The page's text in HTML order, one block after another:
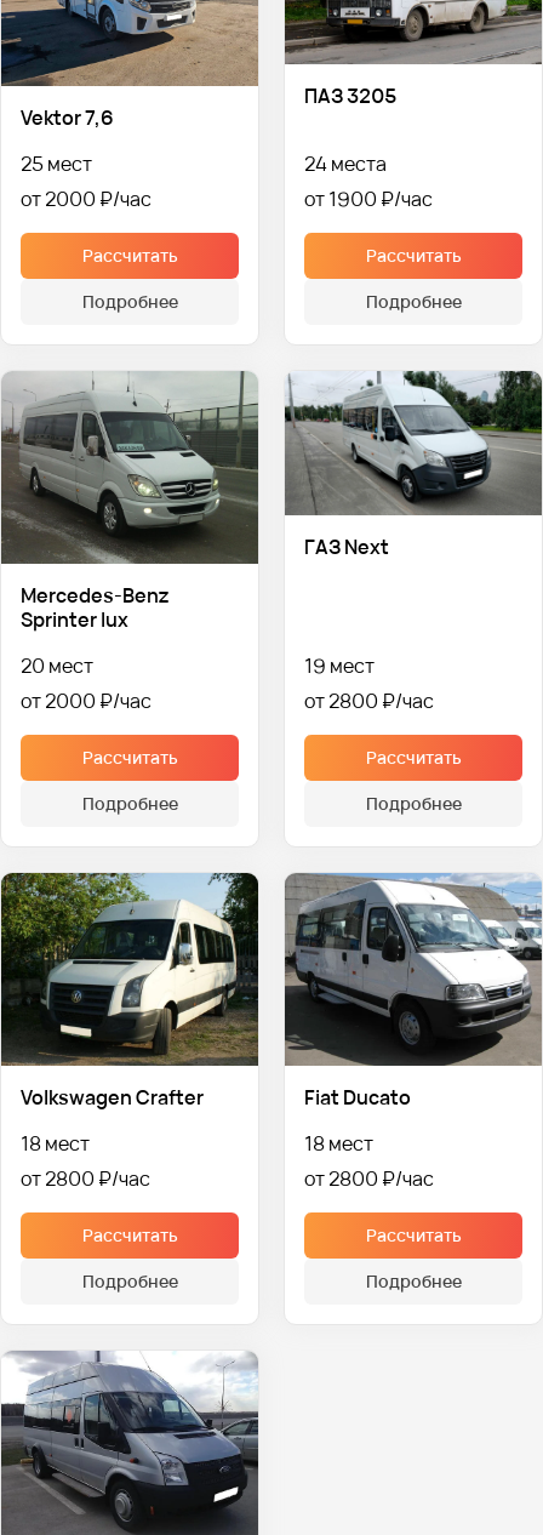
Vektor 7,6
25 мест
от 2000 ₽
Рассчитать
Подробнее
ПАЗ 3205
24 места
от 1900 ₽
Рассчитать
Подробнее
Mercedes-Benz
Sprinter lux
20 мест
от 2000 ₽
Рассчитать
Подробнее
ГАЗ Next
19 мест
от 2800 ₽
Рассчитать
Подробнее
Volkswagen Crafter
18 мест
от 2800 ₽
Рассчитать
Подробнее
Fiat Ducato
18 мест
от 2800 ₽
Рассчитать
Подробнее